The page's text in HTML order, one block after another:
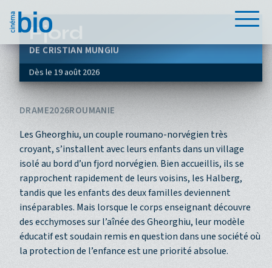
Fjord
CRISTIAN MUNGIU
Dès le19 août 2026
DRAME2026ROUMANIE
Les Gheorghiu, un couple roumano-norvégien très
croyant, s’installent avec leurs enfants dans un village
isolé au bord d’un fjord norvégien. Bien accueillis, ils se
rapprochent rapidement de leurs voisins, les Halberg,
tandis que les enfants des deux familles deviennent
inséparables. Mais lorsque le corps enseignant découvre
des ecchymoses sur l’aînée des Gheorghiu, leur modèle
éducatif est soudain remis en question dans une société où
la protection de l’enfance est une priorité absolue.